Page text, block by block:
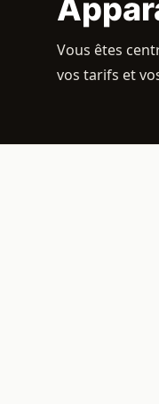
Vous êtes
vos tarifs et